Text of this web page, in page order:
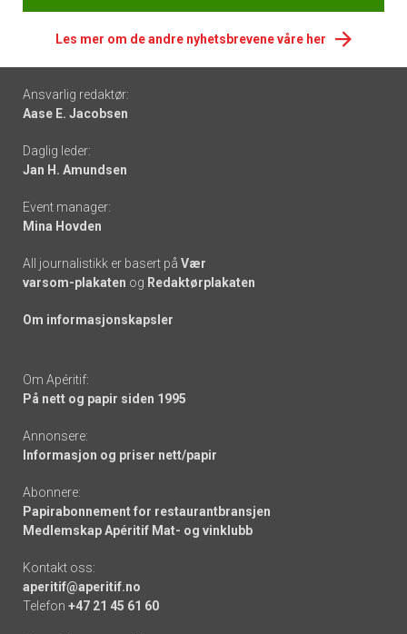
Les mer om de andre nyhetsbrevene våre her
Footer
-
links
Ansvarlig redaktør:
Aase E. Jacobsen
Daglig leder:
Jan H. Amundsen
Event manager:
Mina Hovden
All journalistikk er basert på Vær
varsom-plakaten og Redaktørplakaten
Om informasjonskapsler
Om Apéritif:
På nett og papir siden 1995
Annonsere:
Informasjon og priser nett/papir
Abonnere:
Papirabonnement for restaurantbransjen
Medlemskap Apéritif Mat- og vinklubb
Kontakt oss:
aperitif@aperitif.no
Telefon +47 21 45 61 60